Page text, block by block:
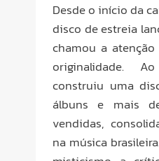
Desde o início da
disco de estreia
chamou a
originalidade.
construiu uma
álbuns e mais
vendidas,
na música